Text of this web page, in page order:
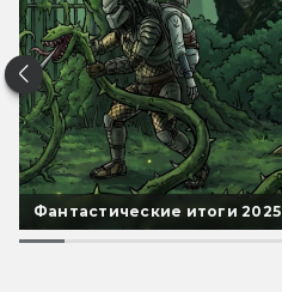
Фантастические итоги 2025